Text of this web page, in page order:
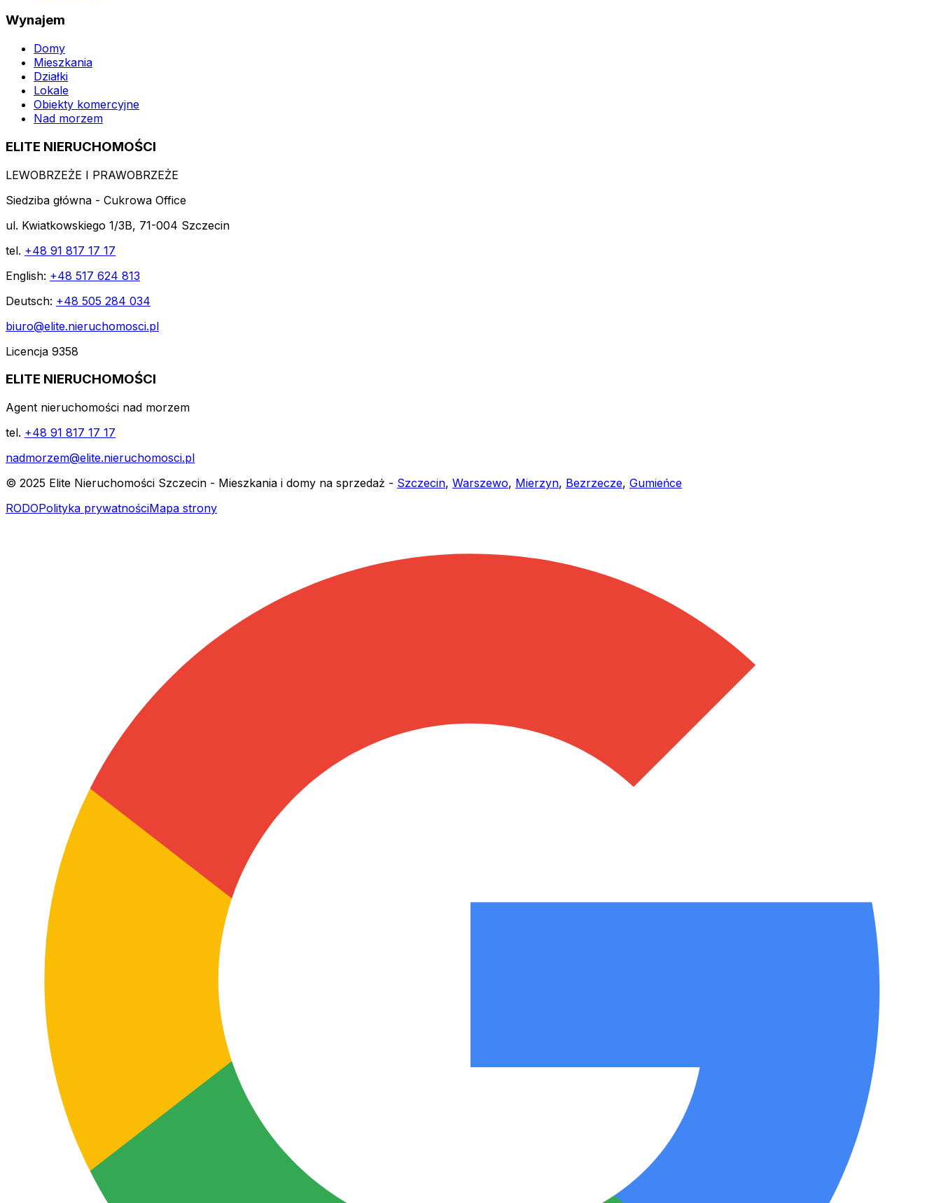
Wynajem
Domy
Mieszkania
Działki
Lokale
Obiekty komercyjne
Nad morzem
ELITE NIERUCHOMOŚCI
LEWOBRZEŻE I PRAWOBRZEŻE
Siedziba główna - Cukrowa Office
ul. Kwiatkowskiego 1/3B, 71-004 Szczecin
tel. +48 91 817 17 17
English: +48 517 624 813
Deutsch: +48 505 284 034
biuro@elite.nieruchomosci.pl
Licencja 9358
ELITE NIERUCHOMOŚCI
Agent nieruchomości nad morzem
tel. +48 91 817 17 17
nadmorzem@elite.nieruchomosci.pl
© 2025 Elite Nieruchomości Szczecin - Mieszkania i domy na sprzedaż - Szczecin, Warszewo, Mierzyn, Bezrzecze, Gumieńce
RODOPolityka prywatnościMapa strony